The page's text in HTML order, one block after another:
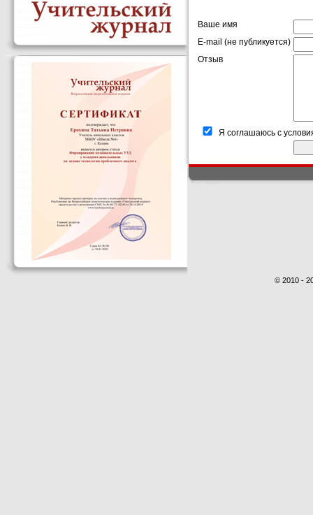
Ваше имя
E-mail (не публикуется)
Отзыв
Я соглашаюсь с
© 2010 -